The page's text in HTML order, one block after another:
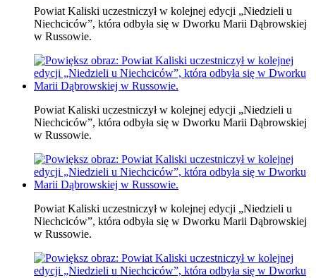
Powiat Kaliski uczestniczył w kolejnej edycji „Niedzieli u
Niechciców”, która odbyła się w Dworku Marii Dąbrowskiej
w Russowie.
Powiat Kaliski uczestniczył w kolejnej edycji „Niedzieli u
Niechciców”, która odbyła się w Dworku Marii Dąbrowskiej
w Russowie.
Powiat Kaliski uczestniczył w kolejnej edycji „Niedzieli u
Niechciców”, która odbyła się w Dworku Marii Dąbrowskiej
w Russowie.